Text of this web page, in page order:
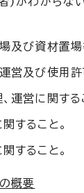
及び資材置場
営及び使用許
運営に関する
すること。
すること。
概要